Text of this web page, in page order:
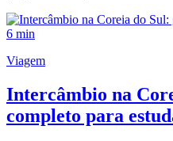
6 min
Viagem
Intercâmbio na
completo para